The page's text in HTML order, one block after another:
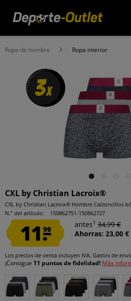
Ropa de hombre Ropa interior
3x
CXL by Christian Lacroix®
CXL by Christian Lacroix® Hombre Calzoncillos
N.° del artículo:
150862751-150862727
11.99
antes1 34,99 €
Ahorras: 23,00 €
Los precios de venta incluyen IVA. Gastos de
¡Consigue 11 puntos de fidelidad! Más